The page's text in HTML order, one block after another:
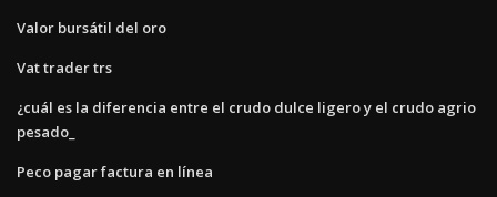
Valor bursátil del oro
Vat trader trs
¿cuál es la diferencia entre el crudo dulce ligero y el crudo agrio
pesado_
Peco pagar factura en línea